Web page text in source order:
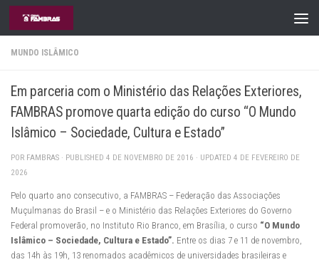
Skip to content
MUNDO ISLÂMICO
Em parceria com o Ministério das Relações Exteriores,
FAMBRAS promove quarta edição do curso “O Mundo
Islâmico – Sociedade, Cultura e Estado”
POR FAMBRAS · PUBLISHED 4 DE NOVEMBRO DE 2016 · UPDATED 4 DE FEVEREIRO DE
2026
Pelo quarto ano consecutivo, a FAMBRAS – Federação das Associações
Muçulmanas do Brasil – e o Ministério das Relações Exteriores do Governo
Federal promoverão, no Instituto Rio Branco, em Brasília, o curso “O Mundo
Islâmico – Sociedade, Cultura e Estado”. Entre os dias 7 e 11 de novembro,
das 14h às 19h, 13 renomados acadêmicos de universidades brasileiras e